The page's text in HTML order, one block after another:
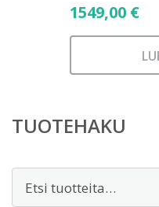
1549,00 €
TUOTEHAKU